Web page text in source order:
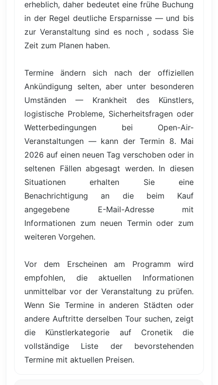
erheblich, daher bedeutet eine frühe Buchung
in der Regel deutliche Ersparnisse — und bis
zur Veranstaltung sind es noch , sodass Sie
Zeit zum Planen haben.
Termine ändern sich nach der offiziellen
Ankündigung selten, aber unter besonderen
Umständen — Krankheit des Künstlers,
logistische Probleme, Sicherheitsfragen oder
Wetterbedingungen bei Open-Air-
Veranstaltungen — kann der Termin 8. Mai
2026 auf einen neuen Tag verschoben oder in
seltenen Fällen abgesagt werden. In diesen
Situationen erhalten Sie eine
Benachrichtigung an die beim Kauf
angegebene E-Mail-Adresse mit
Informationen zum neuen Termin oder zum
weiteren Vorgehen.
Vor dem Erscheinen am Programm wird
empfohlen, die aktuellen Informationen
unmittelbar vor der Veranstaltung zu prüfen.
Wenn Sie Termine in anderen Städten oder
andere Auftritte derselben Tour suchen, zeigt
die Künstlerkategorie auf Cronetik die
vollständige Liste der bevorstehenden
Termine mit aktuellen Preisen.